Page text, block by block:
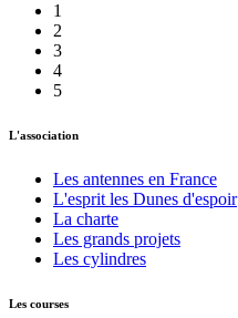
1
2
3
4
5
L'association
Les antennes en France
L'esprit les Dunes d'espoir
La charte
Les grands projets
Les cylindres
Les courses